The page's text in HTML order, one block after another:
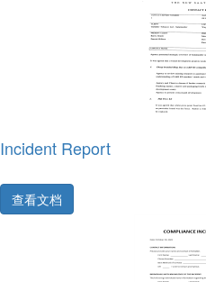
Incident Report
查看文档